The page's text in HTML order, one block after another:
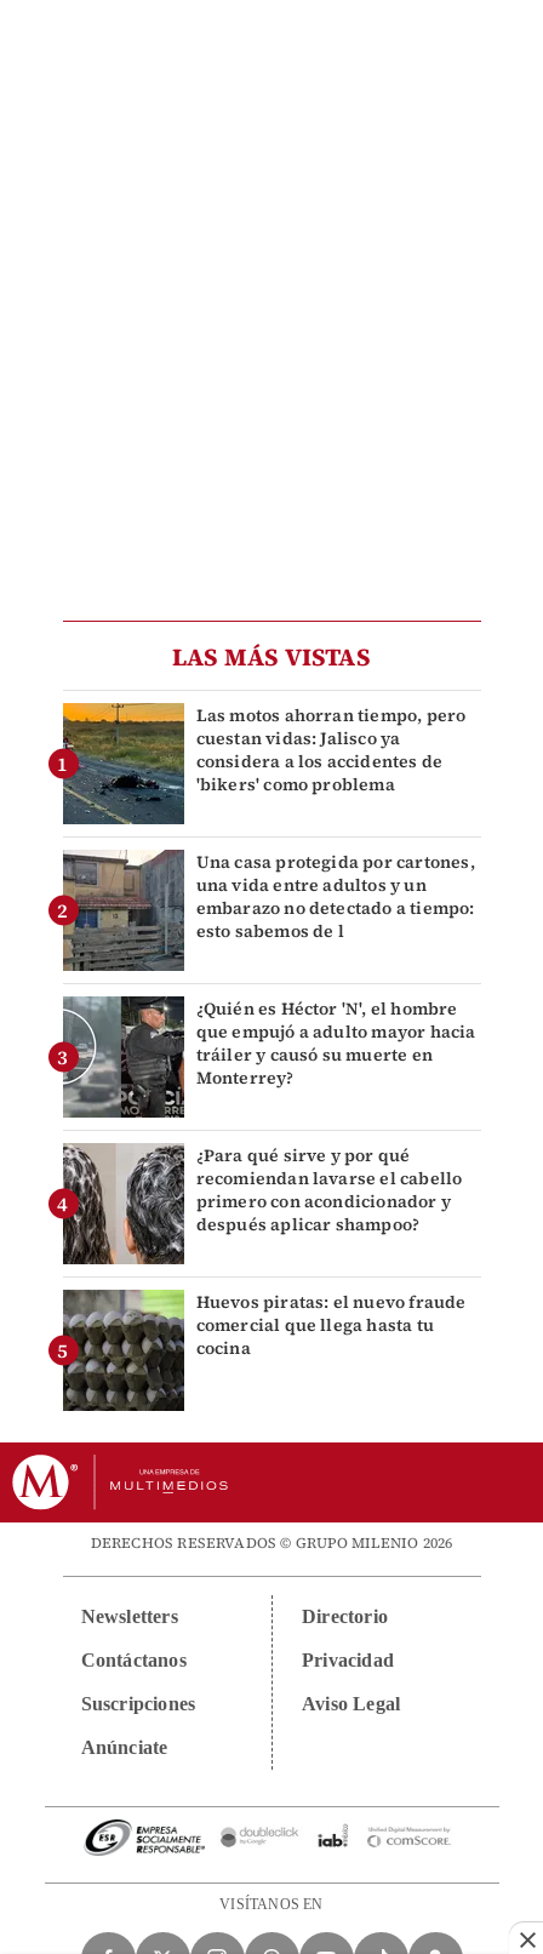
LAS MÁS VISTAS
Las motos ahorran tiempo, pero
cuestan vidas: Jalisco ya
considera a los accidentes de
'bikers' como problema
Una casa protegida por cartones,
una vida entre adultos y un
embarazo no detectado a tiempo:
esto sabemos de l
¿Quién es Héctor 'N', el hombre
que empujó a adulto mayor hacia
tráiler y causó su muerte en
Monterrey?
¿Para qué sirve y por qué
recomiendan lavarse el cabello
primero con acondicionador y
después aplicar shampoo?
Huevos piratas: el nuevo fraude
comercial que llega hasta tu
cocina
DERECHOS RESERVADOS © GRUPO MILENIO 2026
Newsletters
Contáctanos
Suscripciones
Anúnciate
Directorio
Privacidad
Aviso Legal
VISÍTANOS EN